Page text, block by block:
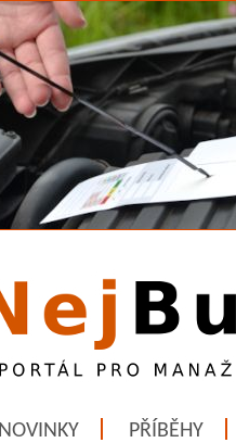
NOVINKY PŘÍBĚHY